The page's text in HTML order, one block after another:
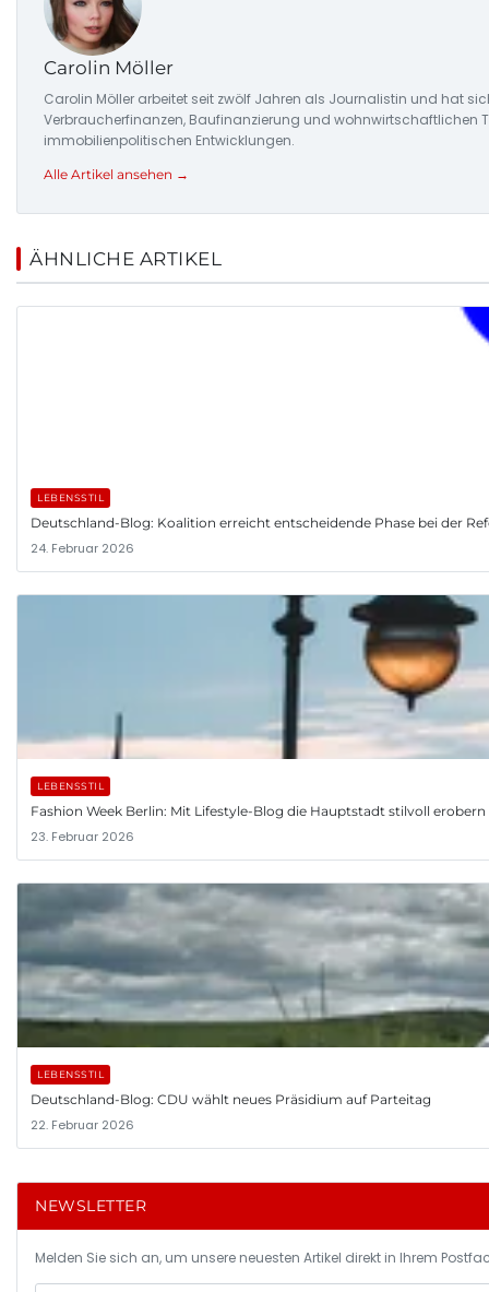
Carolin Möller
Carolin Möller arbeitet seit zwölf Jahren als Journalistin und hat
Verbraucherfinanzen, Baufinanzierung und wohnwirtschaftlichen
immobilienpolitischen Entwicklungen.
Alle Artikel ansehen →
ÄHNLICHE ARTIKEL
LEBENSSTIL
Deutschland-Blog: Koalition erreicht entscheidende Phase bei der
24. Februar 2026
LEBENSSTIL
Fashion Week Berlin: Mit Lifestyle-Blog die Hauptstadt stilvoll erobern
23. Februar 2026
LEBENSSTIL
Deutschland-Blog: CDU wählt neues Präsidium auf Parteitag
22. Februar 2026
NEWSLETTER
Melden Sie sich an, um unsere neuesten Artikel direkt in Ihrem